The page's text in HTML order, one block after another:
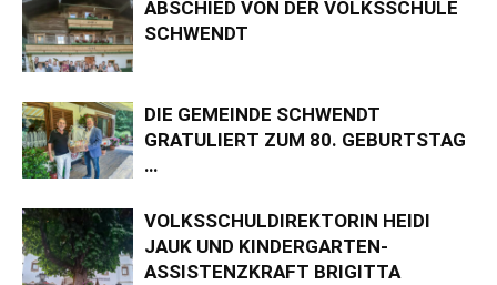
ABSCHIED VON DER VOLKSSCHULE
SCHWENDT
DIE GEMEINDE SCHWENDT
GRATULIERT ZUM 80. GEBURTSTAG
…
VOLKSSCHULDIREKTORIN HEIDI
JAUK UND KINDERGARTEN-
ASSISTENZKRAFT BRIGITTA